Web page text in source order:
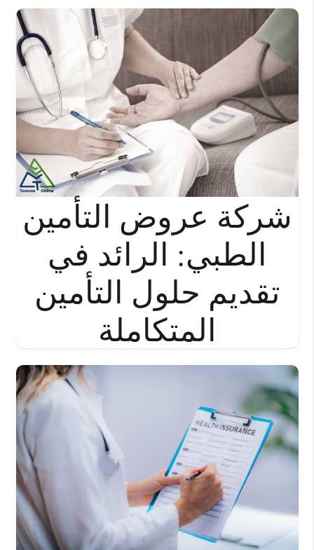
شركة عروض التأمين
الطبي: الرائد في
تقديم حلول التأمين
المتكاملة